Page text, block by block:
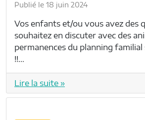
Publié le 18 juin 2024
Vos enfants et/ou vous avez des
souhaitez en discuter avec des
permanences du planning familial
!!…
Lire la suite »